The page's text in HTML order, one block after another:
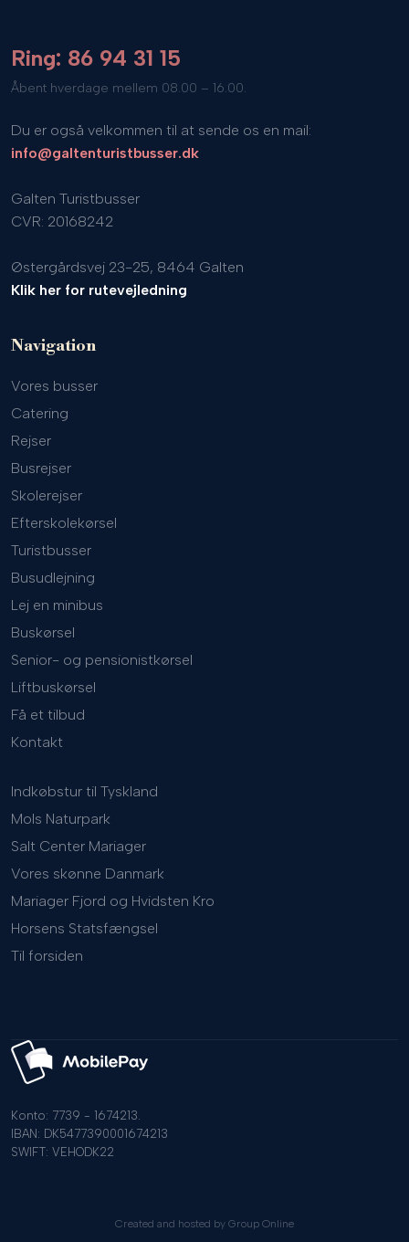
Ring: 86 94 31 15
​Åbent hverdage mellem 08.00 – 16.00.
Du er også velkommen til at sende os en mail:
info@galtenturistbusser.dk
Galten Turistbusser
CVR: 20168242
Østergårdsvej 23-25, 8464 Galten
Klik her for rutevejledning
Navigation
Vores busser
Catering
Rejser
Busrejser
Skolerejser
Efterskolekørsel
Turistbusser
Busudlejning
Lej en minibus
Buskørsel
Senior- og pensionistkørsel
Liftbuskørsel
Få et tilbud
Kontakt
Indkøbstur til Tyskland
Mols Naturpark
Salt Center Mariager
Vores skønne Danmark
Mariager Fjord og Hvidsten Kro
Horsens Statsfængsel
Til forsiden
Konto: 7739 - 1674213.
​IBAN: DK5477390001674213
SWIFT: VEHODK22
Created and hosted by Group Online